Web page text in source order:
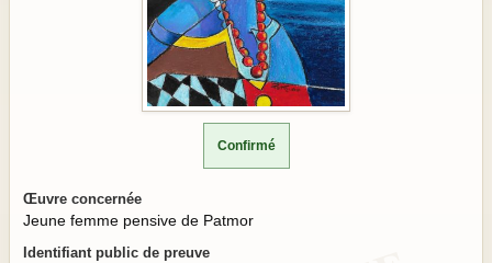
Confirmé
Œuvre concernée
Jeune femme pensive de Patmor
Identifiant public de preuve